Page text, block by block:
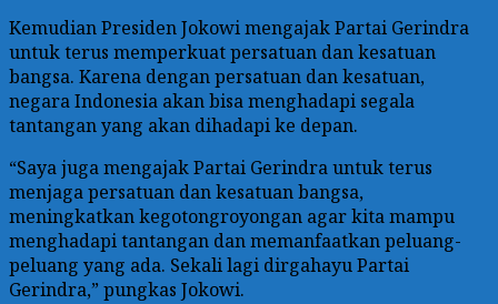
Kemudian Presiden Jokowi mengajak Partai Gerindra
untuk terus memperkuat persatuan dan kesatuan
bangsa. Karena dengan persatuan dan kesatuan,
negara Indonesia akan bisa menghadapi segala
tantangan yang akan dihadapi ke depan.
“Saya juga mengajak Partai Gerindra untuk terus
menjaga persatuan dan kesatuan bangsa,
meningkatkan kegotongroyongan agar kita mampu
menghadapi tantangan dan memanfaatkan peluang-
peluang yang ada. Sekali lagi dirgahayu Partai
Gerindra,” pungkas Jokowi.